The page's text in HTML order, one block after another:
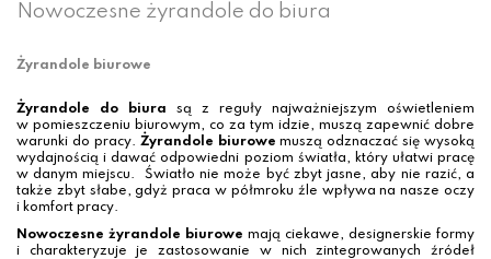
Nowoczesne żyrandole do biura
Żyrandole biurowe
Żyrandole do biura są z reguły najważniejszym oświetleniem
w pomieszczeniu biurowym, co za tym idzie, muszą zapewnić dobre
warunki do pracy. Żyrandole biurowe muszą odznaczać się wysoką
wydajnością i dawać odpowiedni poziom światła, który ułatwi pracę
w danym miejscu. Światło nie może być zbyt jasne, aby nie razić, a
także zbyt słabe, gdyż praca w półmroku źle wpływa na nasze oczy
i komfort pracy.
Nowoczesne żyrandole biurowe mają ciekawe, designerskie formy
i charakteryzuje je zastosowanie w nich zintegrowanych źródeł